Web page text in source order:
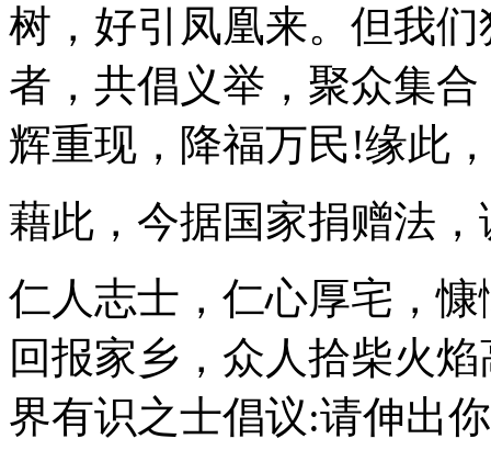
树，好引凤凰来。但我
者，共倡义举，聚众集
辉重现，降福万民!缘此
藉此，今据国家捐赠法
仁人志士，仁心厚宅，
回报家乡，众人拾柴火
界有识之士倡议:请伸出